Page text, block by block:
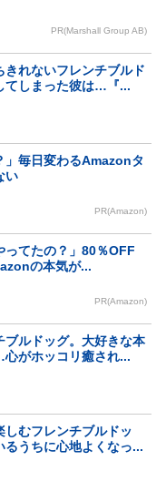
PR(Marshall Group AB)
きれないフレンチブルド
てしまった彼は…『...
」毎日変わるAmazonタ
い
PR(Amazon)
ってたの？」80％OFF
の本気が...
PR(Amazon)
ブルドッグ。大好きな本
がホッコリ癒され...
しむフレンチブルドッ
るうちに心地よくなっ...